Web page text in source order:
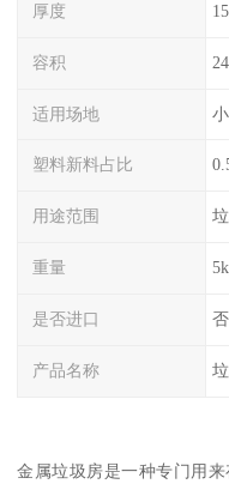
厚度
容积
适用场地
塑料新料占比
用途范围
重量
是否进口 否
产品名称
金属垃圾房是一种专门用